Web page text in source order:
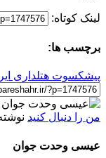
لینک کوتاه:
برچسب ها:
پیشکسوت هتلداری
من را دنبال کنید
عیسی وحدت جوان